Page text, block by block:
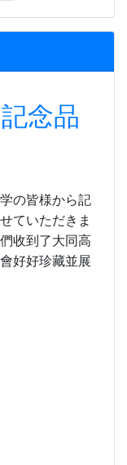
念品
の皆様から記
ていただきま
收到了大同高
好好珍藏並展